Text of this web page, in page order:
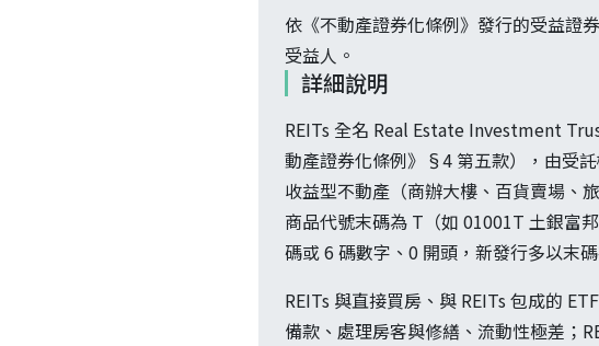
依《不動產證券化條例》發行的受益證
受益人。
詳細說明
REITs 全名 Real Estate Investment
動產證券化條例》§4 第五款），由受
收益型不動產（商辦大樓、百貨賣場、
商品代號末碼為 T（如 01001T 土銀富
碼或 6 碼數字、0 開頭，新發行多以末
REITs 與直接買房、與 REITs 包成的
備款、處理房客與修繕、流動性極差；